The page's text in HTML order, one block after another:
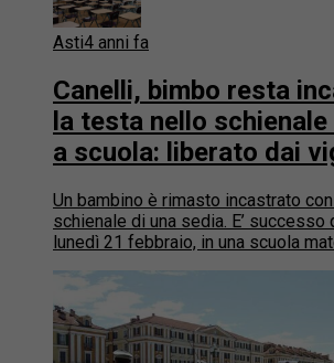
Asti4 anni fa
Canelli, bimbo resta
la testa nello
a scuola: liberato dai
Un bambino è rimasto incastrato
schienale di una sedia. E’ successo
lunedì 21 febbraio, in una scuola